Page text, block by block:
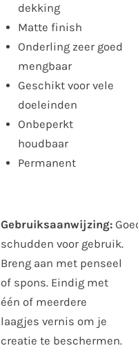
dekking
Matte finish
Onderling zeer goed
mengbaar
Geschikt voor vele
doeleinden
Onbeperkt
houdbaar
Permanent
Gebruiksaanwijzing:
schudden voor gebruik.
Breng aan met penseel
of spons. Eindig met
één of meerdere
laagjes vernis om je
creatie te beschermen.